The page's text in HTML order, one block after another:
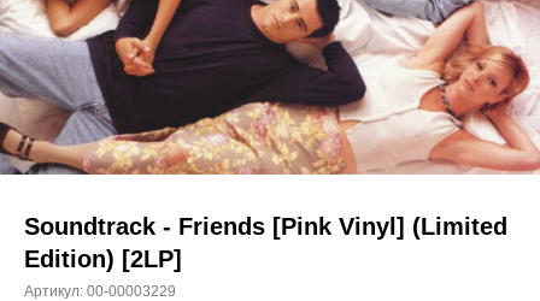
Soundtrack - Friends [Pink Vinyl] (Limited
Edition) [2LP]
Артикул: 00-00003229